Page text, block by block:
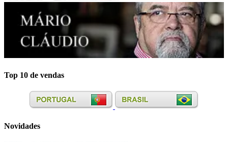
Top 10 de vendas
Novidades